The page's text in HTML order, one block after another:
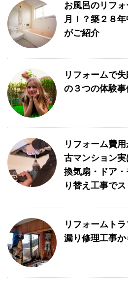
お風呂のリフ
月！？築２８
がご紹介
リフォームで
の３つの体験事
リフォーム費
古マンション実
換気扇・ドア
り替え工事で
リフォームト
漏り修理工事か